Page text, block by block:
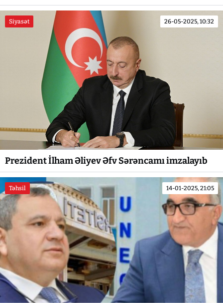
Siyasət 26-05-2025, 10:32
Prezident İlham Əliyev Əfv Sərəncamı imzalayıb
Təhsil 14-01-2025, 21:05